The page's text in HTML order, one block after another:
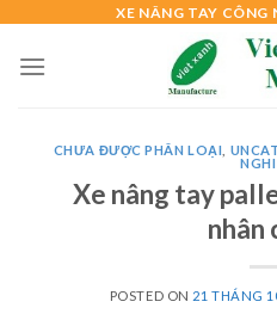
content
XE NÂNG TAY CÔNG
CHƯA ĐƯỢC PHÂN LOẠI
Xe nâng tay
nhân
POSTED ON 21 THÁNG